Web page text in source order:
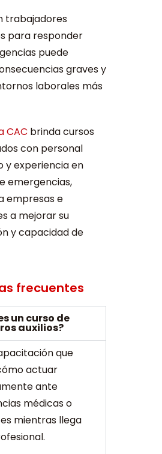
trabajadores
para responder
puede
graves y
laborales más
CAC brinda cursos
con personal
y experiencia en
emergencias,
empresas e
a mejorar su
y capacidad de
frecuentes
un curso de
auxilios?
que
actuar
ante
médicas o
mientras llega